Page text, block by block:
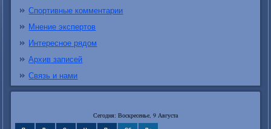
Спортивные комментарии
Мнение экспертов
Интересное рядом
Архив записей
Связь и нами
Сегодня: Воскресенье, 9 Августа